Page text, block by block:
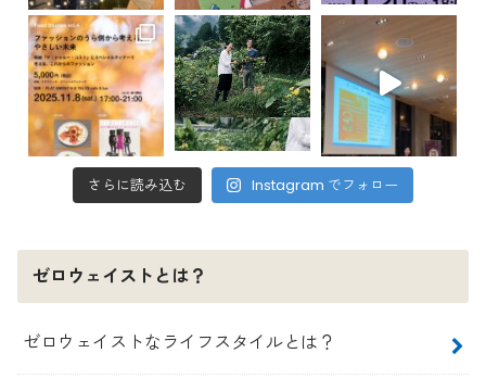
さらに読み込む Instagram でフォロー
ゼロウェイストとは？
ゼロウェイストなライフスタイルとは？